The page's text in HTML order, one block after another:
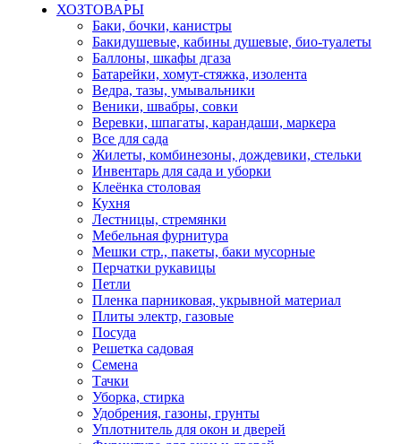
ХОЗТОВАРЫ
Баки, бочки, канистры
Бакидушевые, кабины душевые, био-туалеты
Баллоны, шкафы дгаза
Батарейки, хомут-стяжка, изолента
Ведра, тазы, умывальники
Веники, швабры, совки
Веревки, шпагаты, карандаши, маркера
Все для сада
Жилеты, комбинезоны, дождевики, стельки
Инвентарь для сада и уборки
Клеёнка столовая
Кухня
Лестницы, стремянки
Мебельная фурнитура
Мешки стр., пакеты, баки мусорные
Перчатки рукавицы
Петли
Пленка парниковая, укрывной материал
Плиты электр, газовые
Посуда
Решетка садовая
Семена
Тачки
Уборка, стирка
Удобрения, газоны, грунты
Уплотнитель для окон и дверей